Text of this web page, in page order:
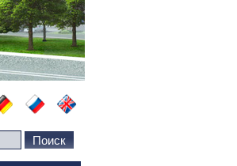
Поиск